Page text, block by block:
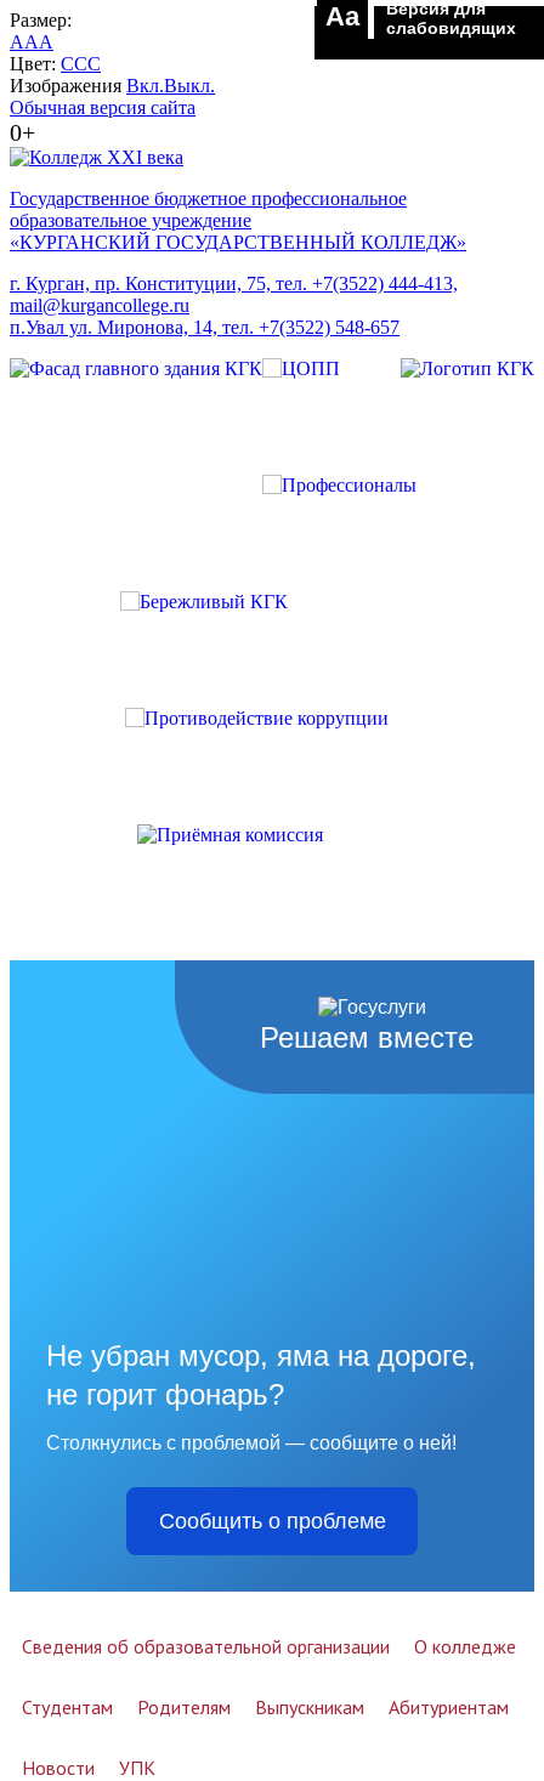
Размер:
AAA
Цвет: CCC
Изображения Вкл.Выкл.
Обычная версия сайта
0+
Aa
Версия для
слабовидящих
Государственное бюджетное профессиональное
образовательное учреждение
«КУРГАНСКИЙ ГОСУДАРСТВЕННЫЙ КОЛЛЕДЖ»
г. Курган, пр. Конституции, 75, тел. +7(3522) 444-413,
mail@kurgancollege.ru
п.Увал ул. Миронова, 14, тел. +7(3522) 548-657
Решаем вместе
Не убран мусор, яма на дороге,
не горит фонарь?
Столкнулись с проблемой — сообщите о ней!
Сообщить о проблеме
Сведения об образовательной организации О колледже
Студентам Родителям Выпускникам Абитуриентам
Новости УПК